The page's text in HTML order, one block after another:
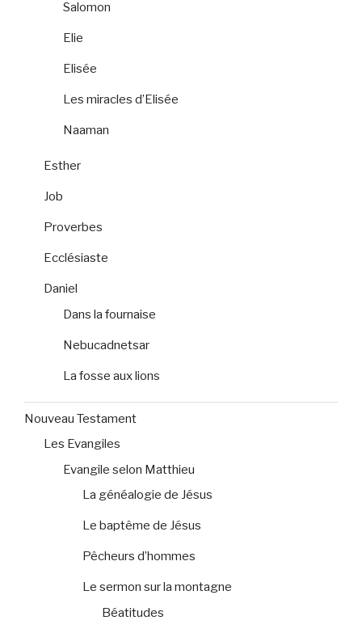
Salomon
Elie
Elisée
Les miracles d’Elisée
Naaman
Esther
Job
Proverbes
Ecclésiaste
Daniel
Dans la fournaise
Nebucadnetsar
La fosse aux lions
Nouveau Testament
Les Evangiles
Evangile selon Matthieu
La généalogie de Jésus
Le baptême de Jésus
Pêcheurs d’hommes
Le sermon sur la montagne
Béatitudes